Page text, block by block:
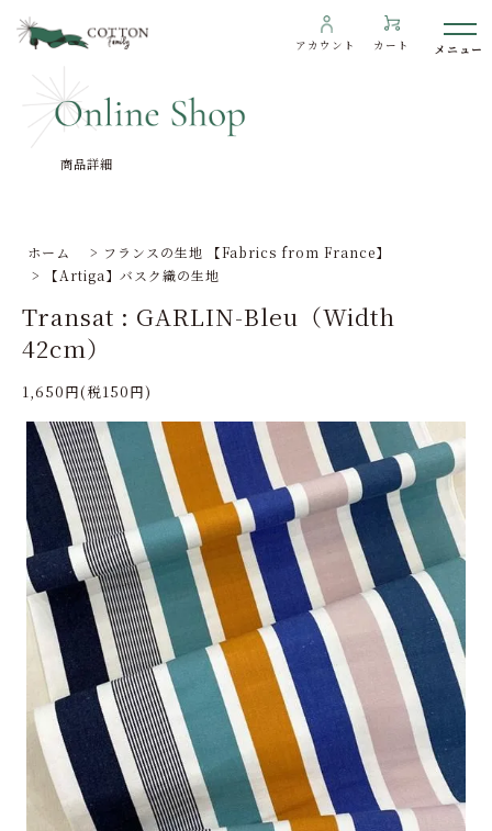
アカウント カート
インフォメーション
プライバシーポリシー
特定商取引に基づく表記
お問い合わせ
商品詳細
ホーム > フランスの生地 【Fabrics from France】
>
【Artiga】バスク織の生地
Transat : GARLIN-Bleu（Width
42cm）
1,650円(税150円)